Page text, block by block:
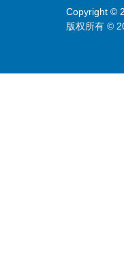
Copyright ©
版权所有 ©